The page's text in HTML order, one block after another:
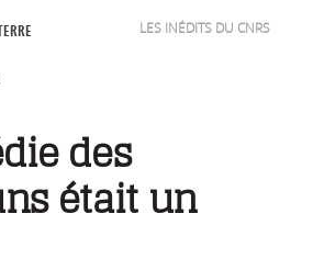
LES INÉDITS DU CNRS
des
était un